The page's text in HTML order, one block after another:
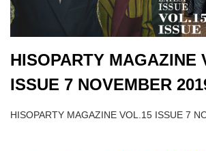
HISOPARTY MAGAZINE
ISSUE 7 NOVEMBER
HISOPARTY MAGAZINE VOL.15 ISSUE 7